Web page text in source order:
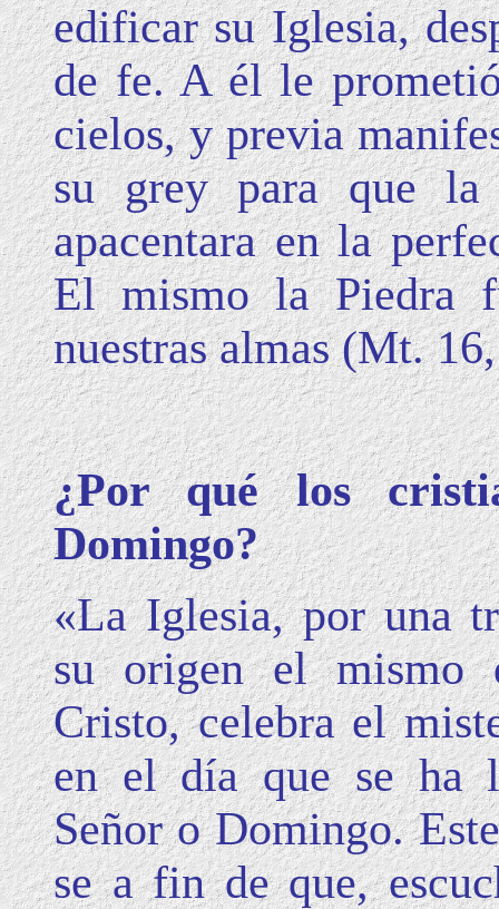
edificar su Iglesia,
de fe. A él le
cielos, y previa
su grey para que
apacentara en la
El mismo la Piedra
nuestras almas (Mt.
¿Por qué los
Domingo?
«La Iglesia, por una
su origen el mismo
Cristo, celebra el
en el día que se ha
Señor o Domingo.
se a fin de que,